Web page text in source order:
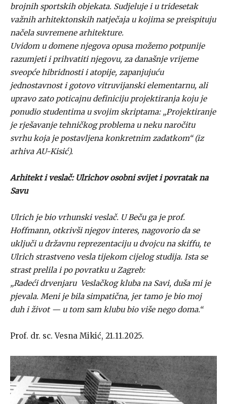
brojnih sportskih objekata. Sudjeluje i u tridesetak
važnih arhitektonskih natječaja u kojima se preispituju
načela suvremene arhitekture.
Uvidom u domene njegova opusa možemo potpunije
razumjeti i prihvatiti njegovu, za današnje vrijeme
sveopće hibridnosti i atopije, zapanjujuću
jednostavnost i gotovo vitruvijanski elementarnu, ali
upravo zato poticajnu definiciju projektiranja koju je
ponudio studentima u svojim skriptama: „Projektiranje
je rješavanje tehničkog problema u neku naročitu
svrhu koja je postavljena konkretnim zadatkom“ (iz
arhiva AU-Kisić).
Arhitekt i veslač: Ulrichov osobni svijet i povratak na
Savu
Ulrich je bio vrhunski veslač. U Beču ga je prof.
Hoffmann, otkrivši njegov interes, nagovorio da se
uključi u državnu reprezentaciju u dvojcu na skiffu, te
Ulrich strastveno vesla tijekom cijelog studija. Ista se
strast prelila i po povratku u Zagreb:
„Radeći drvenjaru Veslačkog kluba na Savi, duša mi je
pjevala. Meni je bila simpatična, jer tamo je bio moj
duh i život — u tom sam klubu bio više nego doma.“
Prof. dr. sc. Vesna Mikić, 21.11.2025.